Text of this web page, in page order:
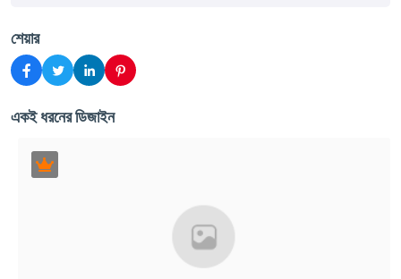
শেয়ার
একই ধরনের ডিজাইন